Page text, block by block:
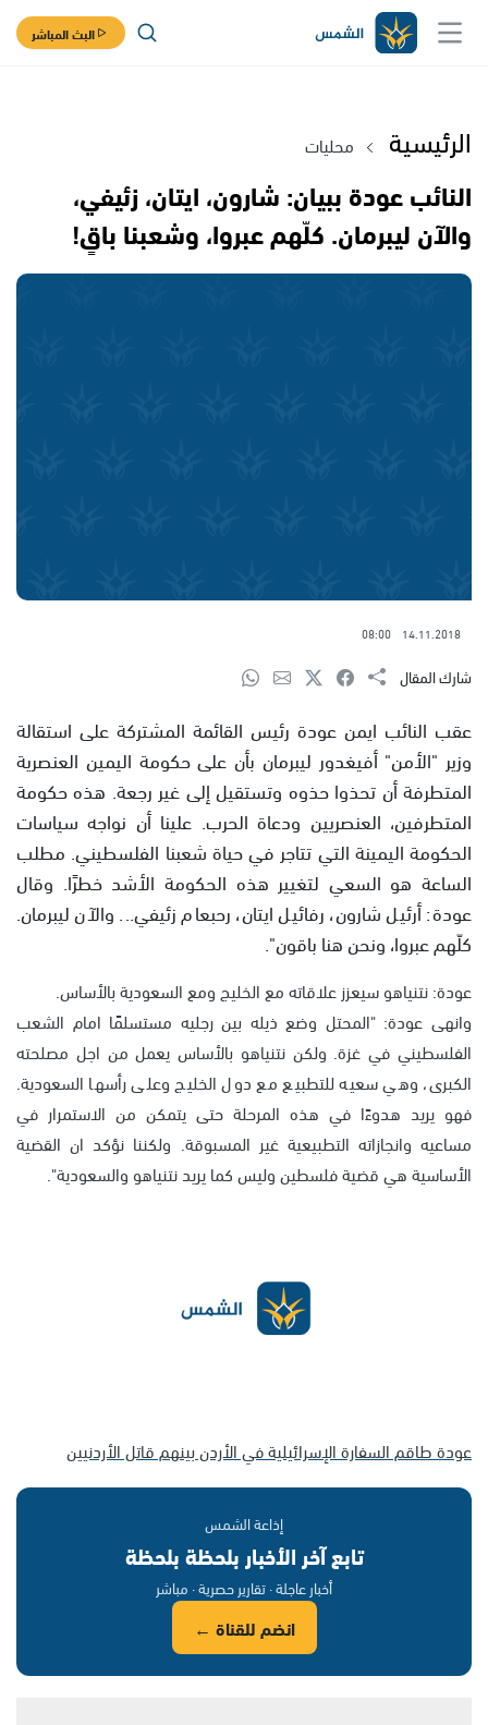
البث المباشر
الرئيسية محليات
النائب عودة ببيان: شارون، ايتان، زئيفي،
والآن ليبرمان. كلّهم عبروا، وشعبنا باقٍ!
14.11.2018
08:00
شارك المقال
عقب النائب ايمن عودة رئيس القائمة المشتركة على استقالة
وزير "الأمن" أفيغدور ليبرمان بأن على حكومة اليمين العنصرية
المتطرفة أن تحذوا حذوه وتستقيل إلى غير رجعة. هذه حكومة
المتطرفين، العنصريين ودعاة الحرب. علينا أن نواجه سياسات
الحكومة اليمينة التي تتاجر في حياة شعبنا الفلسطيني. مطلب
الساعة هو السعي لتغيير هذه الحكومة الأشد خطرًا. وقال
عودة: أرئيل شارون، رفائيل ايتان، رحبعام زئيفي... والآن ليبرمان.
كلّهم عبروا، ونحن هنا باقون".
عودة: نتنياهو سيعزز علاقاته مع الخليج ومع السعودية بالأساس.
وانهى عودة: "المحتل وضع ذيله بين رجليه مستسلمًا امام الشعب
الفلسطيني في غزة. ولكن نتنياهو بالأساس يعمل من اجل مصلحته
الكبرى، وهي سعيه للتطبيع مع دول الخليج وعلى رأسها السعودية.
فهو يريد هدوءًا في هذه المرحلة حتى يتمكن من الاستمرار في
مساعيه وانجازاته التطبيعية غير المسبوقة. ولكننا نؤكد ان القضية
الأساسية هي قضية فلسطين وليس كما يريد نتنياهو والسعودية".
عودة طاقم السفارة الإسرائيلية في الأردن بينهم قاتل الأردنيين
إذاعة الشمس
تابع آخر الأخبار بلحظة بلحظة
أخبار عاجلة · تقارير حصرية · مباشر
انضم للقناة ←